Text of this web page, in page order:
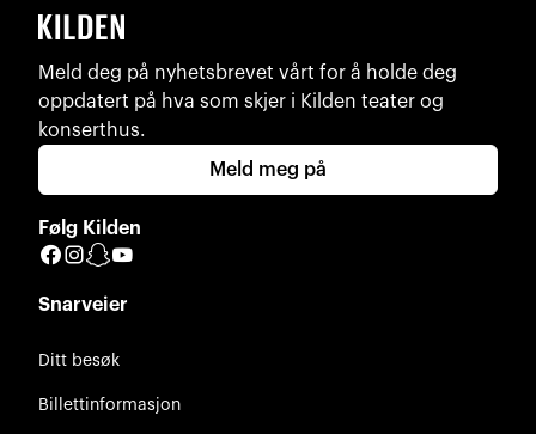
Meld deg på nyhetsbrevet vårt for å holde deg
oppdatert på hva som skjer i Kilden teater og
konserthus.
Meld meg på
Følg Kilden
Facebook
Instagram
Snapchat
Snarveier
Ditt besøk
Billettinformasjon